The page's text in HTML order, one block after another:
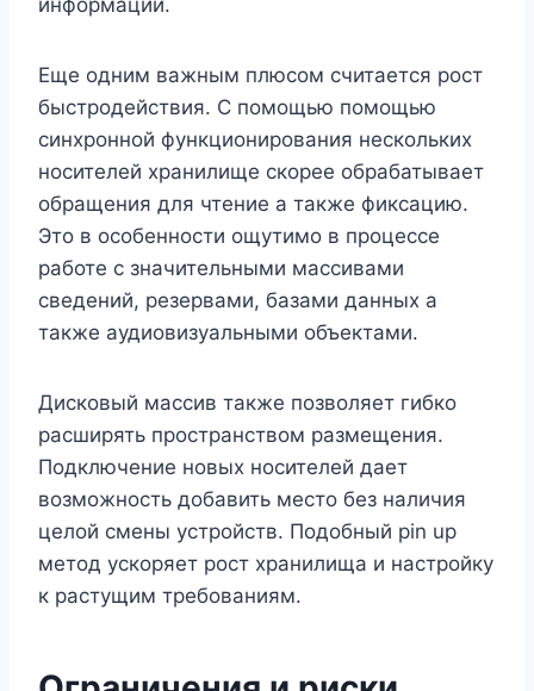
Еще одним важным плюсом считается рост
быстродействия. С помощью помощью
синхронной функционирования нескольких
носителей хранилище скорее обрабатывает
обращения для чтение а также фиксацию.
Это в особенности ощутимо в процессе
работе с значительными массивами
сведений, резервами, базами данных а
также аудиовизуальными объектами.
Дисковый массив также позволяет гибко
расширять пространством размещения.
Подключение новых носителей дает
возможность добавить место без наличия
целой смены устройств. Подобный pin up
метод ускоряет рост хранилища и настройку
к растущим требованиям.